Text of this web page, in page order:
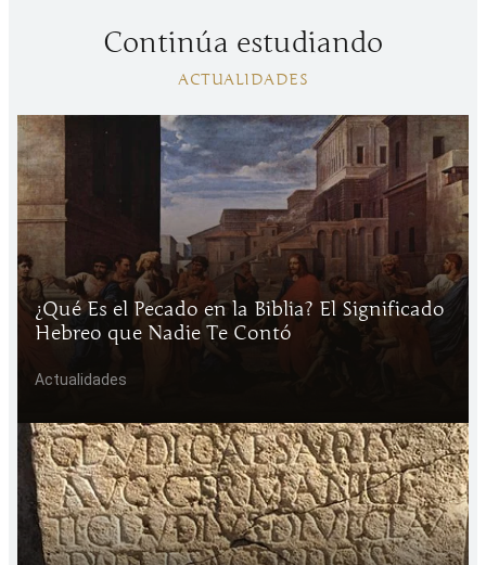
Continúa estudiando
ACTUALIDADES
¿Qué Es el Pecado en la Biblia? El Significado
Hebreo que Nadie Te Contó
Actualidades